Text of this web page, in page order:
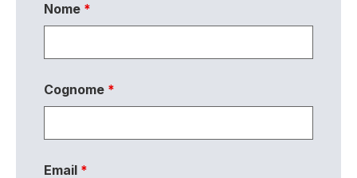
Nome *
Cognome *
Email *